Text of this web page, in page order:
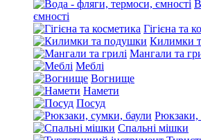
ємності
Гігієна та
Килимки
Мангали та
Меблі
Вогнище
Намети
Посуд
Рюкзаки,
Спальні мішки